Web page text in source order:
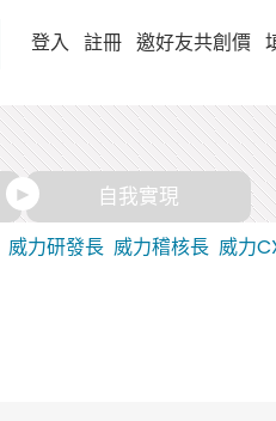
登入 註冊 邀好友共創價
自我實現
威力研發長 威力稽核長 威力